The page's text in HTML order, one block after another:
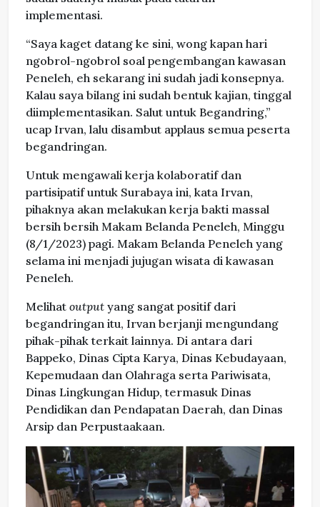
implementasi.
“Saya kaget datang ke sini, wong kapan hari
ngobrol-ngobrol soal pengembangan kawasan
Peneleh, eh sekarang ini sudah jadi konsepnya.
Kalau saya bilang ini sudah bentuk kajian, tinggal
diimplementasikan. Salut untuk Begandring,”
ucap Irvan, lalu disambut applaus semua peserta
begandringan.
Untuk mengawali kerja kolaboratif dan
partisipatif untuk Surabaya ini, kata Irvan,
pihaknya akan melakukan kerja bakti massal
bersih bersih Makam Belanda Peneleh, Minggu
(8/1/2023) pagi. Makam Belanda Peneleh yang
selama ini menjadi jujugan wisata di kawasan
Peneleh.
Melihat output yang sangat positif dari
begandringan itu, Irvan berjanji mengundang
pihak-pihak terkait lainnya. Di antara dari
Bappeko, Dinas Cipta Karya, Dinas Kebudayaan,
Kepemudaan dan Olahraga serta Pariwisata,
Dinas Lingkungan Hidup, termasuk Dinas
Pendidikan dan Pendapatan Daerah, dan Dinas
Arsip dan Perpustaakaan.